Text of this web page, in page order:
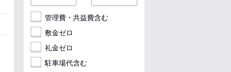
管理費・共益費含む
敷金ゼロ
礼金ゼロ
駐車場代含む